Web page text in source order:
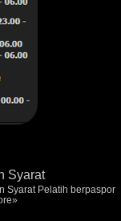
Syarat
Syarat Pelatih berpaspor